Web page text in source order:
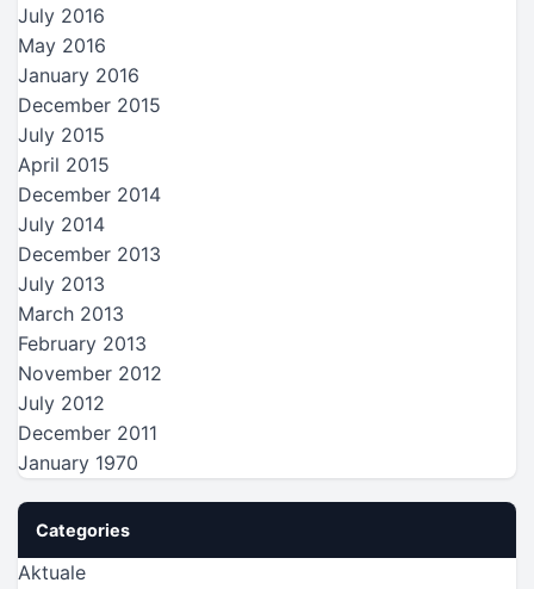
July 2016
May 2016
January 2016
December 2015
July 2015
April 2015
December 2014
July 2014
December 2013
July 2013
March 2013
February 2013
November 2012
July 2012
December 2011
January 1970
Categories
Aktuale